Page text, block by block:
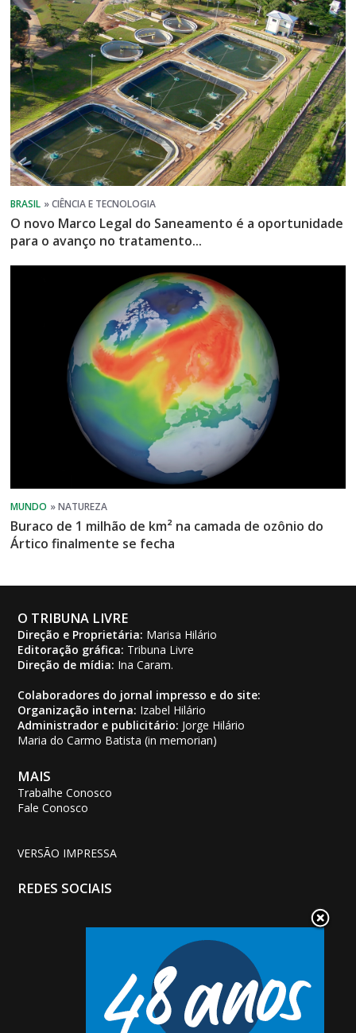
O novo Marco Legal do Saneamento é a oportunidade
para o avanço no tratamento...
Buraco de 1 milhão de km² na camada de ozônio do
Ártico finalmente se fecha
O TRIBUNA LIVRE
Direção e Proprietária: Marisa Hilário
Editoração gráfica: Tribuna Livre
Direção de mídia: Ina Caram.
Colaboradores do jornal impresso e do site:
Organização interna: Izabel Hilário
Administrador e publicitário: Jorge Hilário
Maria do Carmo Batista (in memorian)
MAIS
Trabalhe Conosco
Fale Conosco
VERSÃO IMPRESSA
REDES SOCIAIS